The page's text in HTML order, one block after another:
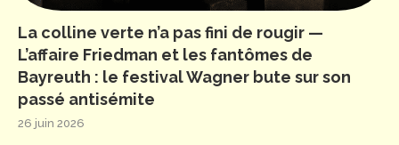
La colline verte n’a pas fini de rougir —
L’affaire Friedman et les fantômes de
Bayreuth : le festival Wagner bute sur son
passé antisémite
26 juin 2026